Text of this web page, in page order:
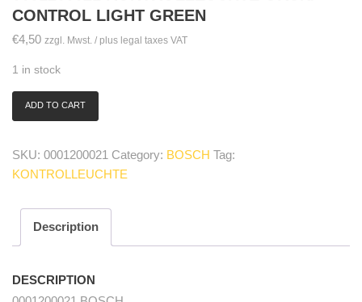
CONTROL LIGHT GREEN
€4,50 zzgl. Mwst. / plus legal taxes VAT
1 in stock
0001200021
control
light
quantity
ADD TO CART
SKU: 0001200021 Category: BOSCH Tag:
KONTROLLEUCHTE
Description
DESCRIPTION